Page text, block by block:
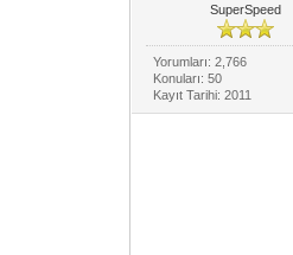
SuperSpeed
Yorumları: 2,766
Konuları: 50
Kayıt Tarihi: 2011